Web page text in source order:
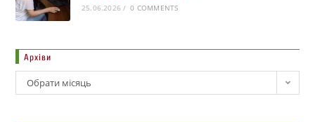
25.06.2026 / 0 COMMENTS
Архіви
Обрати місяць